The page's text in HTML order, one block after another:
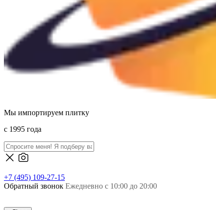
Мы импортируем плитку
c 1995 года
+7 (495) 109-27-15
Обратный звонок Ежедневно с 10:00 до 20:00